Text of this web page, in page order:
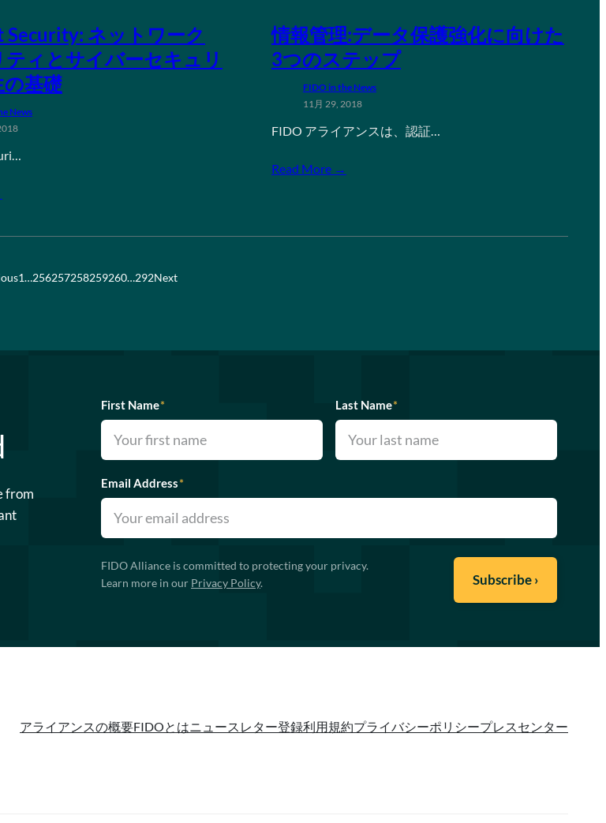
Security: ネットワーク
ィとサイバーセキュリ
基礎
News
情報管理:データ保護強化に向けた
3つのステップ
FIDO in the News
11月 29, 2018
FIDO アライアンスは、認証…
Read More →
1…256257258259260…292Next
from
First Name* Last Name*
Email Address*
FIDO Alliance is committed to protecting your privacy.
Learn more in our Privacy Policy.
アライアンスの概要FIDOとはニュースレター登録利用規約プライバシーポリシープレスセンター